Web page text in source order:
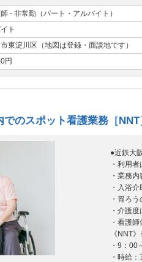
- 非常勤（パート・アルバイト）
ト
東淀川区（地図は登録・面談地です）
円
のスポット看護業務［NNT
●近鉄大
・利用
・業務
・入浴
・胃ろ
・介護
・看護
《NNT
・9：00
・時給